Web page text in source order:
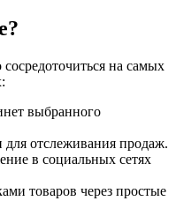
на самых
выбранного
для отслеживания продаж.
в социальных сетях
товаров через простые